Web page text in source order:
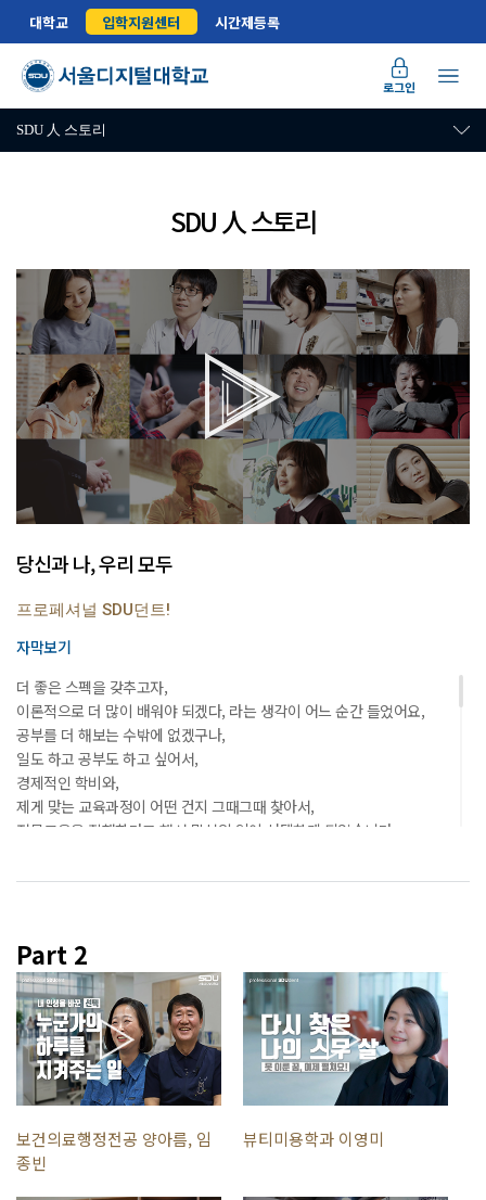
대학교 입학지원센터 시간제등록
로그인
SDU 人 스토리
SDU 人 스토리
당신과 나, 우리 모두
프로페셔널 SDU던트!
자막보기
더 좋은 스펙을 갖추고자,
이론적으로 더 많이 배워야 되겠다, 라는 생각이 어느 순간 들었어요,
공부를 더 해보는 수밖에 없겠구나,
일도 하고 공부도 하고 싶어서,
경제적인 학비와,
제게 맞는 교육과정이 어떤 건지 그때그때 찾아서,
전문교육을 진행한다고 해서 망설임 없이 선택하게 되었습니다.
들었는데, ‘이거 참 괜찮은 대학이구나’ 라는 생각이 들었어요.
온라인 수업에 대해서 조금 반신반의하고 있었는데요, 동영상 강의이다
보니까 클로즈업으로 촬영을 하기 때문에, 오히려 더 상세하게 여러 번 볼
수 있기 때문에 이해도가 훨씬 더 높고요. 궁금한 사항 같은 경우에는
게시판에 언제든지 교수님께 문의를 드리면 바로 바로 피드백이 오기
때문에
언제 어디서든지 항상 가지고 다니는 핸드폰만 있으면 학업을 이어나갈
수 있고, 공부를 할 수 있다는 것, 그러한 것들이 큰 작용을 했던 것
공부를 하면서 이러한 세상이 있었구나 내가 알지 못하는 단어들이,
용어들이 아, 이런 것이었구나, 엄청 큰 도움이 됐었죠.
Part 2
보건의료행정전공 양아름, 임
종빈
뷰티미용학과 이영미